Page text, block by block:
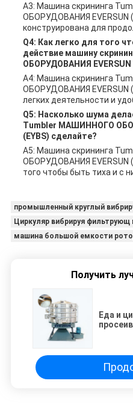
A3: Машина скрининга
ОБОРУДОВАНИЯ EVERSUN
конструирована для
Q4: Как легко для того
действие машину
ОБОРУДОВАНИЯ EVERSUN
A4: Машина скрининга
ОБОРУДОВАНИЯ EVERSUN
легких деятельности и
Q5: Насколько шума
Tumbler МАШИННОГО
(EYBS) сделайте?
A5: Машина скрининга
ОБОРУДОВАНИЯ EVERSUN
того чтобы быть тиха и с
промышленный круглый
Циркуляр вибрируя фильтрующ
машина большой емкости
Получить
Еда и